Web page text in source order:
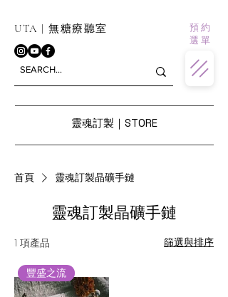
UTA | 無糖療聽室
預 約
選 單
靈魂訂製｜STORE
首頁 靈魂訂製晶礦手鏈
靈魂訂製晶礦手鏈
1 項產品 篩選與排序
豐盛之流